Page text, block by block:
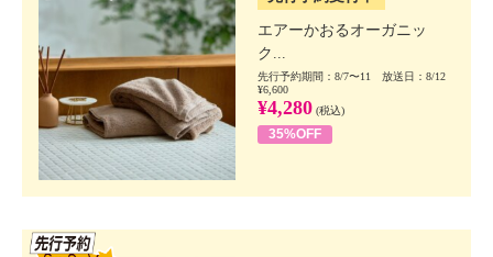
エアーかおるオーガニッ
ク...
先行予約期間：8/7〜11 放送日：8/12
¥6,600
¥4,280 (税込)
35%OFF